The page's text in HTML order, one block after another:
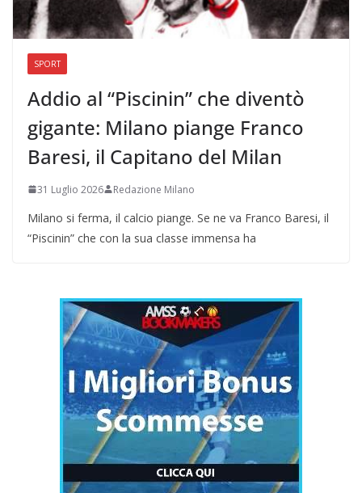
SPORT
Addio al “Piscinin” che diventò
gigante: Milano piange Franco
Baresi, il Capitano del Milan
31 Luglio 2026 Redazione Milano
Milano si ferma, il calcio piange. Se ne va Franco Baresi, il
“Piscinin” che con la sua classe immensa ha